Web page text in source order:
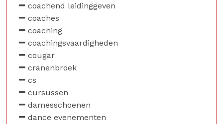
coachend leidinggeven
coaches
coaching
coachingsvaardigheden
cougar
cranenbroek
cs
cursussen
damesschoenen
dance evenementen